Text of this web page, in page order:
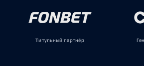
Титульный партнёр